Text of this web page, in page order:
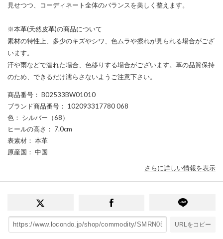
見せつつ、コーディネート全体のバランスを美しく整えます。
※本革(天然皮革)の商品について
素材の特性上、多少のキズやシワ、色ムラや擦れが見られる場合がござ
います。
汗や雨などで濡れた場合、色移りする場合がございます。革の品質保持
のため、できるだけ濡らさないようご注意下さい。
商品番号 ： B02533BW01010
ブランド商品番号 ： 102093317780 068
色 ： シルバー（68）
ヒールの高さ ： 7.0cm
表素材 ： 本革
原産国 ： 中国
さらに詳しい情報を表示
URLをコピー